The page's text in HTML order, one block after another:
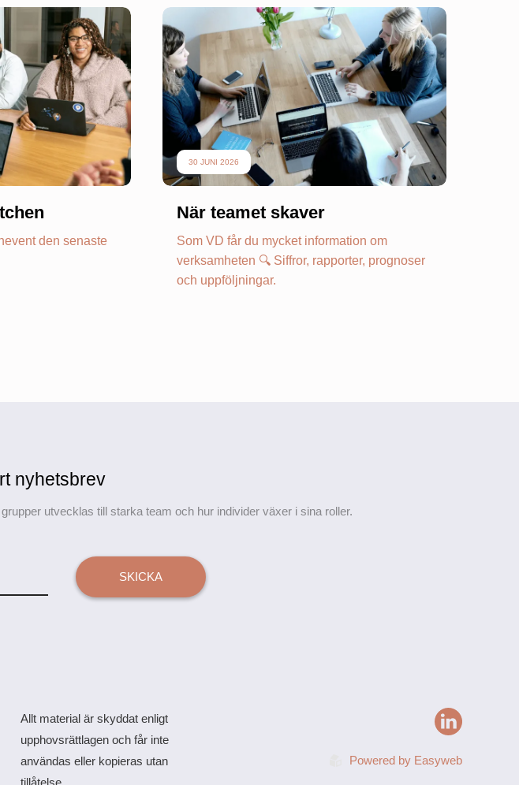
den senaste
30 JUNI 2026
När teamet skaver
Som VD får du mycket information om
verksamheten 🔍 Siffror, rapporter, prognoser
och uppföljningar.
nyhetsbrev
utvecklas till starka team och hur individer växer i sina roller.
SKICKA
Allt material är skyddat enligt
upphovsrättlagen och får inte
användas eller kopieras utan
tillåtelse.
Powered by Easyweb